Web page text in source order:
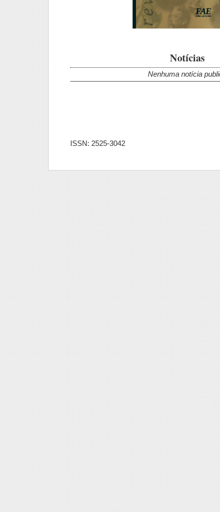
Notícias
Nenhuma notícia
ISSN: 2525-3042